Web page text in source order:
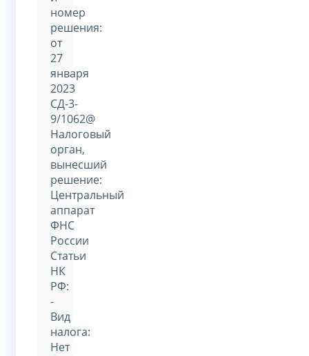
номер
решения:
от
27
января
2023
СД-3-
9/1062@
Налоговый
орган,
вынесший
решение:
Центральный
аппарат
ФНС
России
Статьи
НК
РФ:
-
Вид
налога:
Нет